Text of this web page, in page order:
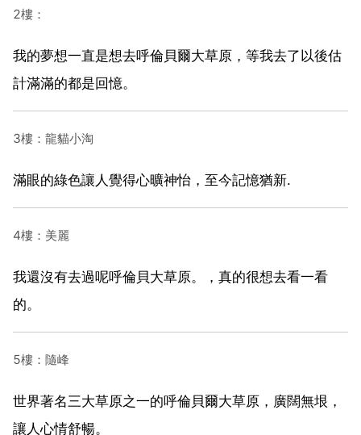
2樓：
我的夢想一直是想去呼倫貝爾大草原，等我去了以後估
計滿滿的都是回憶。
3樓：龍貓小淘
滿眼的綠色讓人覺得心曠神怡，至今記憶猶新.
4樓：美麗
我還沒有去過呢呼倫貝大草原。，真的很想去看一看
的。
5樓：隨峰
世界著名三大草原之一的呼倫貝爾大草原，廣闊無垠，
讓人心情舒暢。